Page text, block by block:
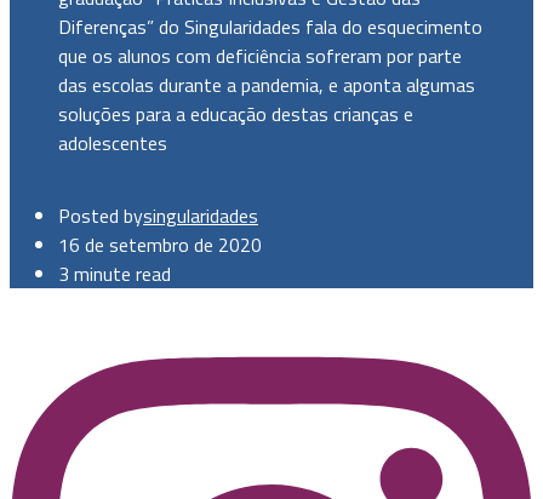
Diferenças” do Singularidades fala do esquecimento
que os alunos com deficiência sofreram por parte
das escolas durante a pandemia, e aponta algumas
soluções para a educação destas crianças e
adolescentes
Posted bysingularidades
16 de setembro de 2020
3 minute read